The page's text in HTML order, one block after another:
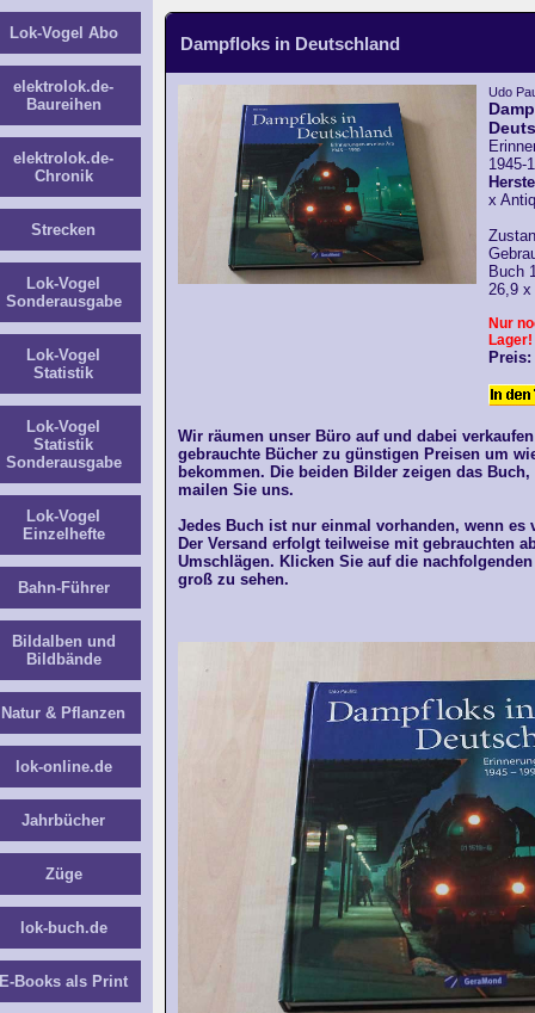
Dampfloks in Deutschland
Wir räumen unser Büro auf und dabei
gebrauchte Bücher zu günstigen Preisen um
bekommen. Die beiden Bilder zeigen das Buch,
mailen Sie uns.
Jedes Buch ist nur einmal vorhanden, wenn es
Der Versand erfolgt teilweise mit gebrauchten
Umschlägen. Klicken Sie auf die
groß zu sehen.
Udo
1945-
x
Buch
26,9
Nur
Lager!
Lok-Vogel Abo
elektrolok.de-
Baureihen
elektrolok.de-
Chronik
Strecken
Lok-Vogel
Sonderausgabe
Lok-Vogel
Statistik
Lok-Vogel
Statistik
Sonderausgabe
Lok-Vogel
Einzelhefte
Bahn-Führer
Bildalben und
Bildbände
Natur & Pflanzen
lok-online.de
Jahrbücher
Züge
lok-buch.de
E-Books als Print